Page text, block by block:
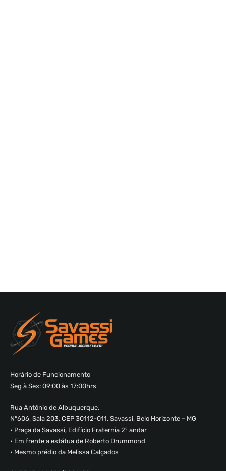
Horário de Funcionamento
Seg à Sex: 09:00 às 17:00hrs
Rua Antônio de Albuquerque,
Nº606, Sala 203, CEP 30112-011, Savassi, Belo Horizonte – MG
• Praça da Savassi, Edifício Fraternia 2º andar
• Em frente a estátua de Roberto Drummond
• Mesmo prédio da Melissa Calçados